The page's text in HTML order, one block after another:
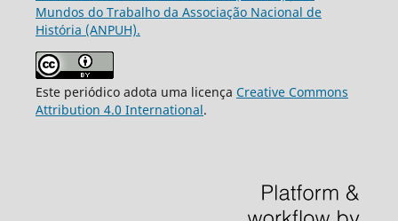
Mundos do Trabalho da Associação Nacional de
História (ANPUH).
Este periódico adota uma licença Creative Commons
Attribution 4.0 International.